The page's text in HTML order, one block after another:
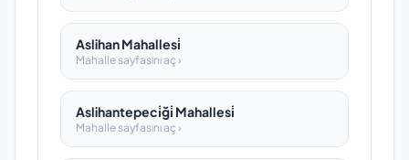
Aslihan Mahallesi̇
Mahalle sayfasını aç ›
Aslihantepeci̇ği̇ Mahallesi̇
Mahalle sayfasını aç ›